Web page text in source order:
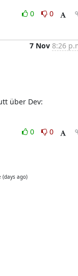
0
0
7 Nov 8:26
über Dev:
0
0
(days ago)